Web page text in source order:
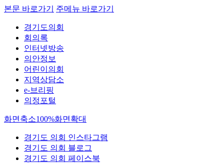
본문 바로가기 주메뉴 바로가기
경기도의회
회의록
인터넷방송
의안정보
어린이의회
지역상담소
e-브리핑
의정포털
화면축소100%화면확대
경기도 의회 인스타그램
경기도 의회 블로그
경기도 의회 페이스북